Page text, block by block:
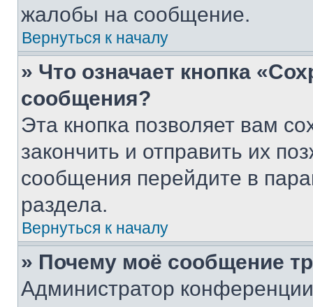
жалобы на сообщение.
Вернуться к началу
» Что означает кнопка
сообщения?
Эта кнопка позволяет вам
закончить и отправить их
сообщения перейдите в
раздела.
Вернуться к началу
» Почему моё сообщение
Администратор